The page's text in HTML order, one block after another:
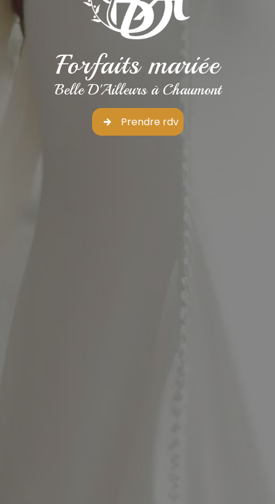
Forfaits mariée
Belle D'Ailleurs à Chaumont
Prendre rdv